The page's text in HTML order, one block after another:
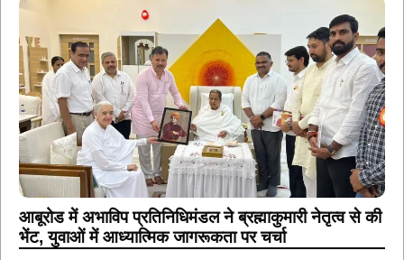
आबूरोड में अभाविप प्रतिनिधिमंडल ने ब्रह्माकुमारी नेतृत्व से की
भेंट, युवाओं में आध्यात्मिक जागरूकता पर चर्चा